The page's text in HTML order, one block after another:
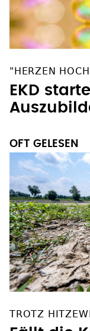
EKD
Fällt die